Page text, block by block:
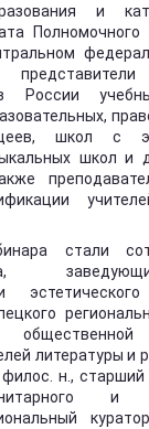
и
Полномочного
России
школ с
школ и
стали
эстетического
общественной
литературы и
н., старший
и